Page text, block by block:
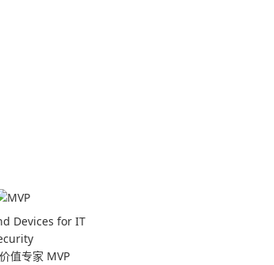
Devices for IT
值专家 MVP